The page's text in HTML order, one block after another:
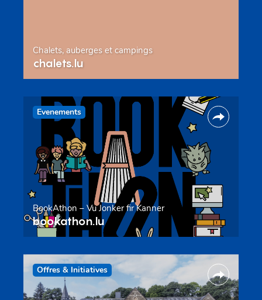
Chalets, auberges et campings
chalets.lu
Evenements
BookAthon – Vu Jonker fir Kanner
bookathon.lu
Offres & Initiatives